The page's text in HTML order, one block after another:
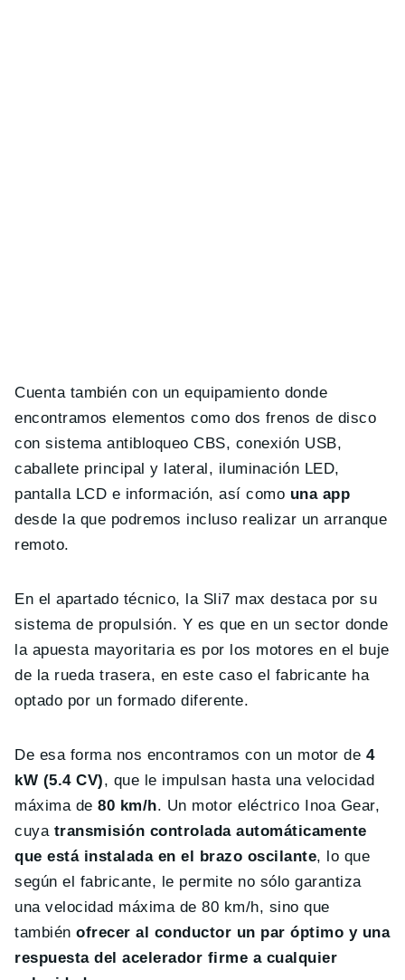
Cuenta también con un equipamiento donde
encontramos elementos como dos frenos de disco
con sistema antibloqueo CBS, conexión USB,
caballete principal y lateral, iluminación LED,
pantalla LCD e información, así como una app
desde la que podremos incluso realizar un arranque
remoto.
En el apartado técnico, la Sli7 max destaca por su
sistema de propulsión. Y es que en un sector donde
la apuesta mayoritaria es por los motores en el buje
de la rueda trasera, en este caso el fabricante ha
optado por un formado diferente.
De esa forma nos encontramos con un motor de 4
kW (5.4 CV), que le impulsan hasta una velocidad
máxima de80 km/h. Un motor eléctrico Inoa Gear,
cuya transmisión controlada automáticamente
que está instalada en el brazo oscilante, lo que
según el fabricante, le permite no sólo garantiza
una velocidad máxima de 80 km/h, sino que
tambiénofrecer al conductor un par óptimo y una
respuesta del acelerador firme a cualquier